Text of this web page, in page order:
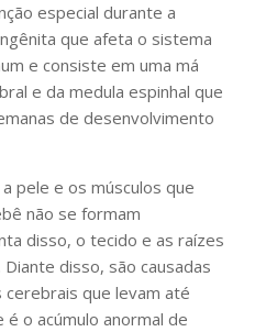
especial durante a
que afeta o sistema
e consiste em uma má
e da medula espinhal que
de desenvolvimento
pele e os músculos que
não se formam
disso, o tecido e as raízes
disso, são causadas
que levam até
o acúmulo anormal de